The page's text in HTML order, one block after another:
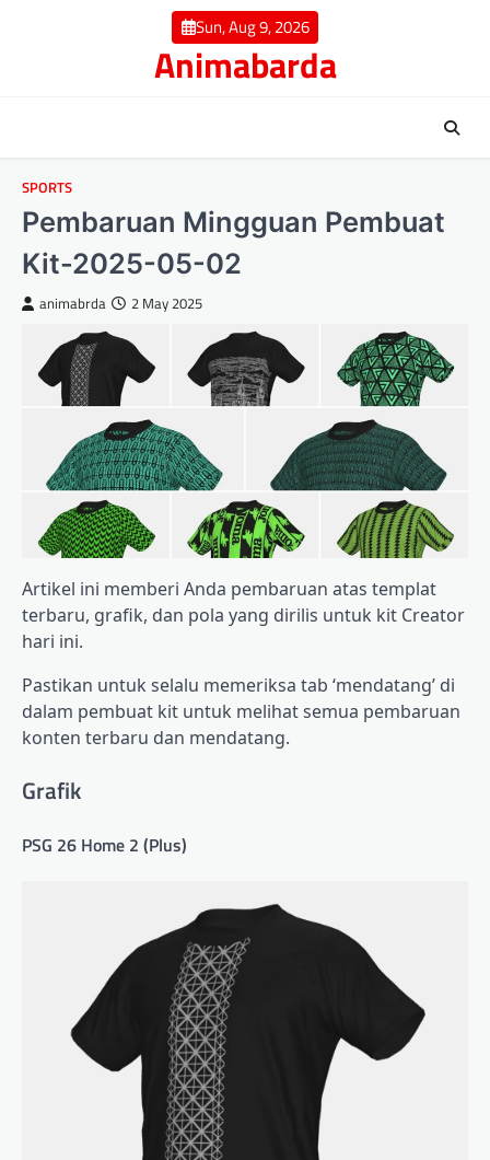
Sun, Aug 9, 2026
Animabarda
SPORTS
Pembaruan Mingguan Pembuat
Kit-2025-05-02
animabrda 2 May 2025
Artikel ini memberi Anda pembaruan atas templat
terbaru, grafik, dan pola yang dirilis untuk kit Creator
hari ini.
Pastikan untuk selalu memeriksa tab ‘mendatang’ di
dalam pembuat kit untuk melihat semua pembaruan
konten terbaru dan mendatang.
Grafik
PSG 26 Home 2 (Plus)